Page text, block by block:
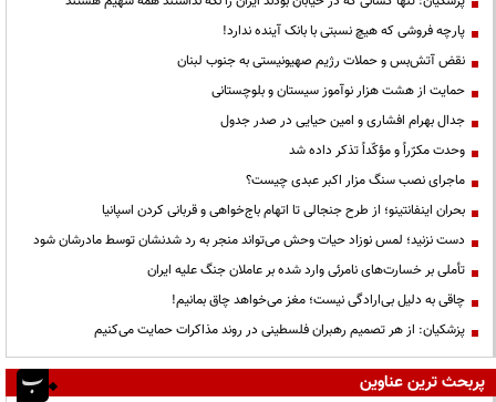
پارچه فروشی که هیچ نسبتی با بانک آینده ندارد!
نقض آتش‌بس و حملات رژیم صهیونیستی به جنوب لبنان
حمایت از هشت هزار نوآموز سیستان و بلوچستانی
جدال بهرام افشاری و امین حیایی در صدر جدول
وحدت مکرّراً و مؤکّداً تذکر داده شد
ماجرای نصب سنگ مزار اکبر عبدی چیست؟
بحران اینفانتینو؛ از طرح جنجالی تا اتهام باج‌خواهی و قربانی کردن اسپانیا
دست نزنید؛ لمس نوزاد حیات وحش می‌تواند منجر به رد شدنشان توسط مادرشان شود
تأملی بر خسارت‌های نامرئی وارد شده بر عاملان جنگ علیه ایران
چاقی به دلیل بی‌ارادگی نیست؛ مغز می‌خواهد چاق بمانیم!
پزشکیان: از هر تصمیم رهبران فلسطینی در روند مذاکرات حمایت می‌کنیم
پربحث ترین عناوین